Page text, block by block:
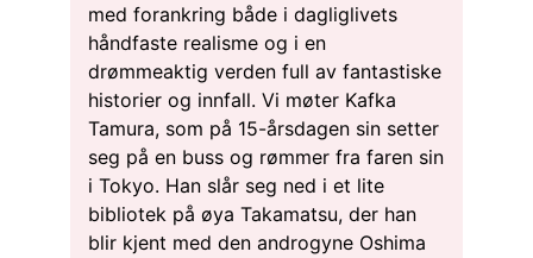
med forankring både i dagliglivets
håndfaste realisme og i en
drømmeaktig verden full av fantastiske
historier og innfall. Vi møter Kafka
Tamura, som på 15-årsdagen sin setter
seg på en buss og rømmer fra faren sin
i Tokyo. Han slår seg ned i et lite
bibliotek på øya Takamatsu, der han
blir kjent med den androgyne Oshima